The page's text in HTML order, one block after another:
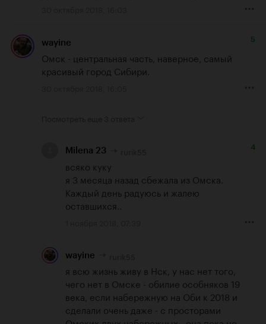
wayine 5
Омск - центральная часть, наверное, самый
красивый город Сибири.
Milena 23 4
всяко куку
я 3 месяца назад сбежала из Омска.
Каждый день радуюсь и жалею
оставшихся..
wayine
я всю жизнь живу в Нск, у нас нет того,
чего нет в Омске - обилие особняков 19
века, если набережную на Оби к 2018 и
сделали очень даже - с просторами